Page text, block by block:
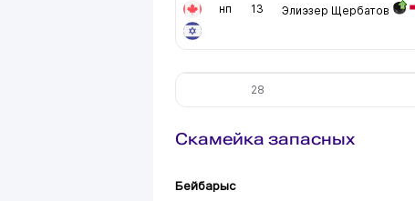
нп 13 Элиэзер Щербатов
28
Скамейка запасных
Бейбарыс